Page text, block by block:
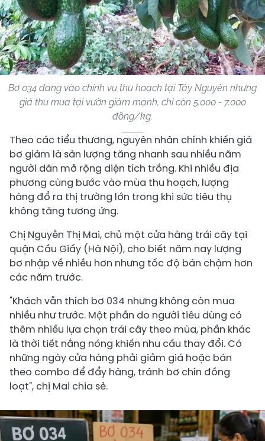
Bơ 034 đang vào chính vụ thu hoạch tại Tây Nguyên nhưng
giá thu mua tại vườn giảm mạnh, chỉ còn 5.000 - 7.000
đồng/kg.
Theo các tiểu thương, nguyên nhân chính khiến giá
bơ giảm là sản lượng tăng nhanh sau nhiều năm
người dân mở rộng diện tích trồng. Khi nhiều địa
phương cùng bước vào mùa thu hoạch, lượng
hàng đổ ra thị trường lớn trong khi sức tiêu thụ
không tăng tương ứng.
Chị Nguyễn Thị Mai, chủ một cửa hàng trái cây tại
quận Cầu Giấy (Hà Nội), cho biết năm nay lượng
bơ nhập về nhiều hơn nhưng tốc độ bán chậm hơn
các năm trước.
"Khách vẫn thích bơ 034 nhưng không còn mua
nhiều như trước. Một phần do người tiêu dùng có
thêm nhiều lựa chọn trái cây theo mùa, phần khác
là thời tiết nắng nóng khiến nhu cầu thay đổi. Có
những ngày cửa hàng phải giảm giá hoặc bán
theo combo để đẩy hàng, tránh bơ chín đồng
loạt", chị Mai chia sẻ.